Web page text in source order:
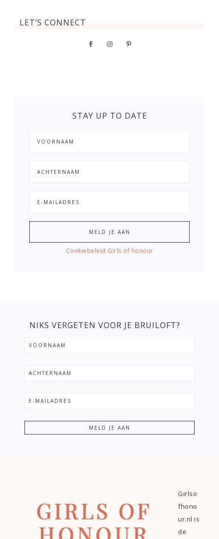
LET’S CONNECT
STAY UP TO DATE
Cookiebeleid Girls of honour
NIKS VERGETEN VOOR JE BRUILOFT?
Girlso
fhono
ur.nl is
de